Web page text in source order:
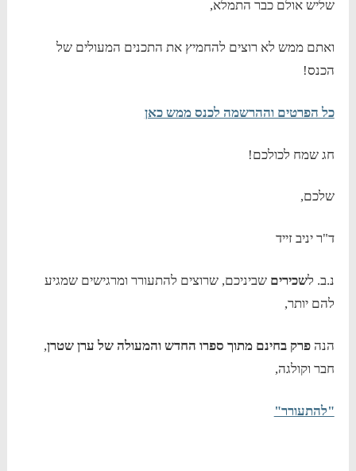
שליש אולם כבר התמלא,
ואתם ממש לא רוצים להחמיץ את התכנים המעולים של
הכנס!
כל הפרטים וההרשמה לכנס ממש כאן
חג שמח לכולכם!
שלכם,
ד"ר יניב זייד
נ.ב. לשכיריםשביניכם, שרוצים להתעורר ומרגישים שמגיע
להם יותר,
הנהפרק בחינם מתוך ספרו החדש והמעולה של ערן שטרן,
חבר וקולגה,
"להתעורר"